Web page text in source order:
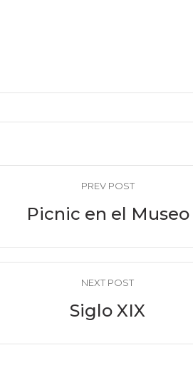
PREV POST
Picnic en el Museo
NEXT POST
Siglo XIX